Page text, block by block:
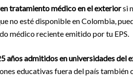
tratamiento médico en el exteriorsi
no esté disponible en Colombia,
médico reciente emitido por tu EPS.
años admitidos en universidades del
educativas fuera del país también